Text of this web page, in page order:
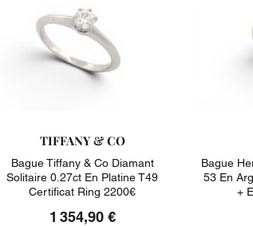
TIFFANY & CO
Bague Tiffany & Co Diamant
Solitaire 0.27ct En Platine T49
Certificat Ring 2200€
1 354,90 €
Bague
53 En
+